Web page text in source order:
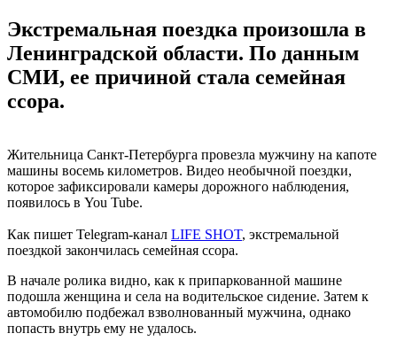
Экстремальная поездка произошла в
Ленинградской области. По данным
СМИ, ее причиной стала семейная
ссора.
Жительница Санкт-Петербурга провезла мужчину на капоте
машины восемь километров. Видео необычной поездки,
которое зафиксировали камеры дорожного наблюдения,
появилось в You Tube.
Как пишет Telegram-канал LIFE SHOT, экстремальной
поездкой закончилась семейная ссора.
В начале ролика видно, как к припаркованной машине
подошла женщина и села на водительское сидение. Затем к
автомобилю подбежал взволнованный мужчина, однако
попасть внутрь ему не удалось.